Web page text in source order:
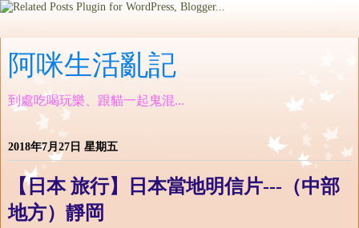
阿咪生活亂記
到處吃喝玩樂、跟貓一起鬼混...
2018年7月27日 星期五
【日本 旅行】日本當地明信片---（中部
地方）靜岡